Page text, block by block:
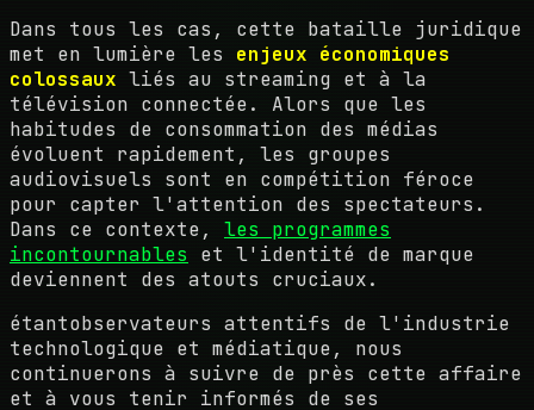
Dans tous les cas, cette bataille juridique
met en lumière les enjeux économiques
colossaux liés au streaming et à la
télévision connectée. Alors que les
habitudes de consommation des médias
évoluent rapidement, les groupes
audiovisuels sont en compétition féroce
pour capter l'attention des spectateurs.
Dans ce contexte, les programmes
incontournables et l'identité de marque
deviennent des atouts cruciaux.
étantobservateurs attentifs de l'industrie
technologique et médiatique, nous
continuerons à suivre de près cette affaire
et à vous tenir informés de ses